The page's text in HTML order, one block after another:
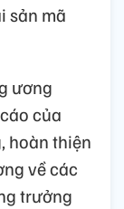
sản mã
ương
của
hoàn thiện
về các
trưởng